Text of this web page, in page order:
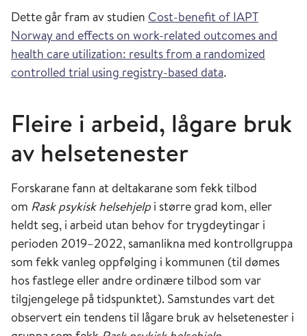
Dette går fram av studien Cost-benefit of IAPT
Norway and effects on work-related outcomes and
health care utilization: results from a randomized
controlled trial using registry-based data.
Fleire i arbeid, lågare bruk
av helsetenester
Forskarane fann at deltakarane som fekk tilbod
om Rask psykisk helsehjelp i større grad kom, eller
heldt seg, i arbeid utan behov for trygdeytingar i
perioden 2019–2022, samanlikna med kontrollgruppa
som fekk vanleg oppfølging i kommunen (til dømes
hos fastlege eller andre ordinære tilbod som var
tilgjengelege på tidspunktet). Samstundes vart det
observert ein tendens til lågare bruk av helsetenester i